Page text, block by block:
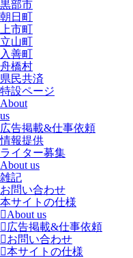
黒部市
朝日町
上市町
立山町
入善町
舟橋村
県民共済
特設ページ
About
us
広告掲載&仕事依頼
情報提供
ライター募集
About us
雑記
お問い合わせ
本サイトの仕様
About us
広告掲載&仕事依頼
お問い合わせ
本サイトの仕様